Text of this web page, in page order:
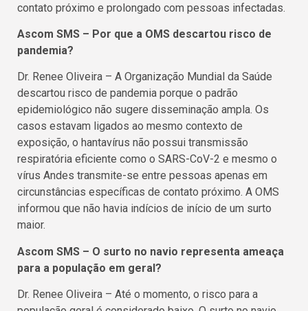
contato próximo e prolongado com pessoas infectadas.
Ascom SMS – Por que a OMS descartou risco de
pandemia?
Dr. Renee Oliveira – A Organização Mundial da Saúde
descartou risco de pandemia porque o padrão
epidemiológico não sugere disseminação ampla. Os
casos estavam ligados ao mesmo contexto de
exposição, o hantavírus não possui transmissão
respiratória eficiente como o SARS-CoV-2 e mesmo o
vírus Andes transmite-se entre pessoas apenas em
circunstâncias específicas de contato próximo. A OMS
informou que não havia indícios de início de um surto
maior.
Ascom SMS – O surto no navio representa ameaça
para a população em geral?
Dr. Renee Oliveira – Até o momento, o risco para a